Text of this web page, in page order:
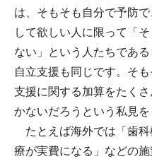
は、そもそも自分で予防
して欲しい人に限って「
ない」という人たちであ
自立支援も同じです。そ
支援に関する加算をたく
かないだろうという私見を
たとえば海外では「歯科
療が実費になる」などの